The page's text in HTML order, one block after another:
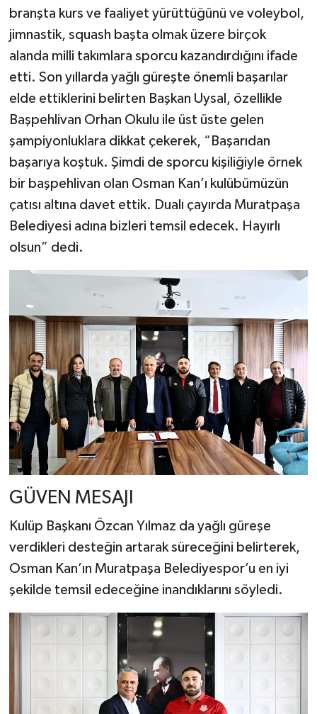
branşta kurs ve faaliyet yürüttüğünü ve voleybol,
jimnastik, squash başta olmak üzere birçok
alanda milli takımlara sporcu kazandırdığını ifade
etti. Son yıllarda yağlı güreşte önemli başarılar
elde ettiklerini belirten Başkan Uysal, özellikle
Başpehlivan Orhan Okulu ile üst üste gelen
şampiyonluklara dikkat çekerek, “Başarıdan
başarıya koştuk. Şimdi de sporcu kişiliğiyle örnek
bir başpehlivan olan Osman Kan’ı kulübümüzün
çatısı altına davet ettik. Dualı çayırda Muratpaşa
Belediyesi adına bizleri temsil edecek. Hayırlı
olsun” dedi.
GÜVEN MESAJI
Kulüp Başkanı Özcan Yılmaz da yağlı güreşe
verdikleri desteğin artarak süreceğini belirterek,
Osman Kan’ın Muratpaşa Belediyespor’u en iyi
şekilde temsil edeceğine inandıklarını söyledi.